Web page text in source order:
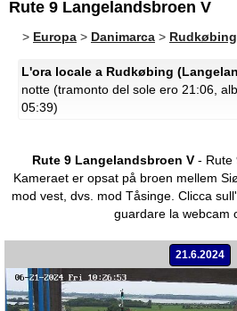
Rute 9 Langelandsbroen V
> Europa > Danimarca >
L'ora locale a Rudkøbing
notte (tramonto del sole ero 21:06,
05:39)
Rute 9 Langelandsbroen V - Rute
Kameraet er opsat på broen mellem
mod vest, dvs. mod Tåsinge. Clicca
guardare la webcam
21.6.2024